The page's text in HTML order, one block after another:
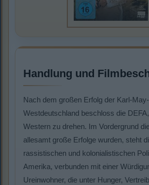
Handlung und
Nach dem großen Erfolg der Karl-
Westdeutschland beschloss die
Western zu drehen. Im Vordergrund
allesamt große Erfolge wurden, steht
rassistischen und kolonialistischen
Amerika, verbunden mit einer
Ureinwohner, die unter Hunger,